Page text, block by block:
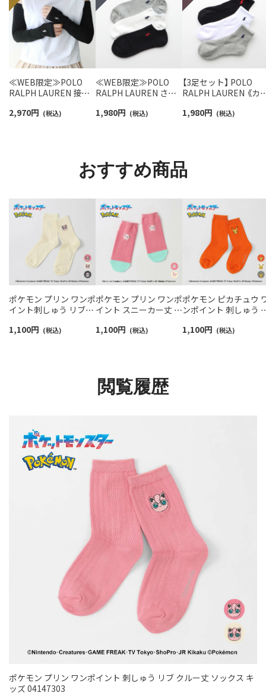
≪WEB限定≫POLO
RALPH LAUREN 接触
ームカバー ＆ レッグウ
2,970円 (税込)
≪WEB限定≫POLO
RALPH LAUREN さら
スニーカー丈ソックス
1,980円 (税込)
【3足セット】 POLO
RALPH LAUREN 《カ
ンポイントソックス
1,980円 (税込)
おすすめ商品
ポケモン プリン ワンポ
イント刺しゅう リブソ
アル レディース
1,100円 (税込)
ポケモン プリン ワンポ
イント スニーカー丈 カ
ィース 03307008
1,100円 (税込)
ポケモン ピカチュウ
ンポイント 刺しゅう
キッズ 04147301
1,100円 (税込)
閲覧履歴
ポケモン プリン ワンポイント 刺しゅう リブ クルー丈 ソックス キ
ッズ 04147303